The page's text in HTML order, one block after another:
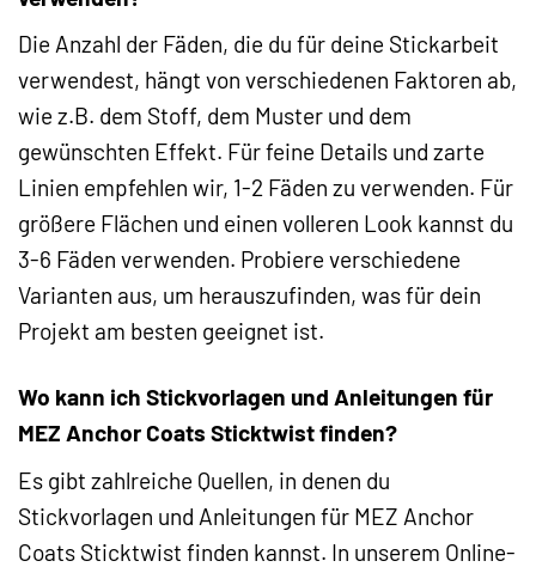
Die Anzahl der Fäden, die du für deine Stickarbeit
verwendest, hängt von verschiedenen Faktoren ab,
wie z.B. dem Stoff, dem Muster und dem
gewünschten Effekt. Für feine Details und zarte
Linien empfehlen wir, 1-2 Fäden zu verwenden. Für
größere Flächen und einen volleren Look kannst du
3-6 Fäden verwenden. Probiere verschiedene
Varianten aus, um herauszufinden, was für dein
Projekt am besten geeignet ist.
Wo kann ich Stickvorlagen und Anleitungen für
MEZ Anchor Coats Sticktwist finden?
Es gibt zahlreiche Quellen, in denen du
Stickvorlagen und Anleitungen für MEZ Anchor
Coats Sticktwist finden kannst. In unserem Online-